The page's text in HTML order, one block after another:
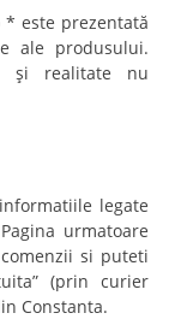
este prezentată
ale produsului.
şi realitate nu
legate
urmatoare
si puteti
(prin curier
Constanta.